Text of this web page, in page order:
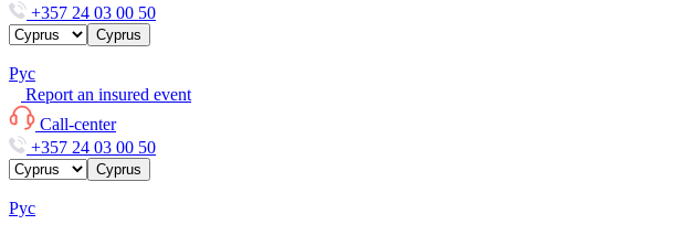
+357 24 03 00 50
Cyprus
Рус
Report an insured event
Call-center
+357 24 03 00 50
Cyprus
Рус